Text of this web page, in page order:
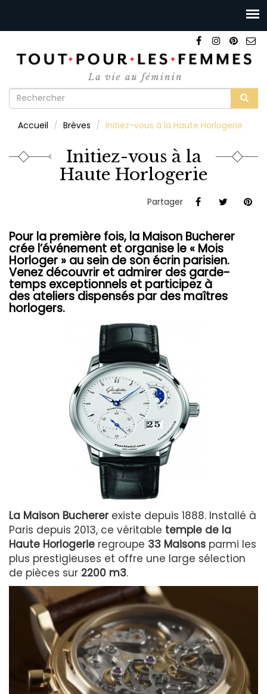
Formulaire
recherche
Accueil Brèves Initiez-vous à la Haute Horlogerie
Initiez-vous à la
Haute Horlogerie
Partager
Pour la première fois, la Maison Bucherer
crée l’événement et organise le « Mois
Horloger » au sein de son écrin parisien.
Venez découvrir et admirer des garde-
temps exceptionnels et participez à
des ateliers dispensés par des maîtres
horlogers.
La Maison Buchererexiste depuis 1888. Installé à
Paris depuis 2013, ce véritable temple de la
Haute Horlogerie regroupe 33 Maisons parmi les
plus prestigieuses et offre une large sélection
de pièces sur 2200 m3.